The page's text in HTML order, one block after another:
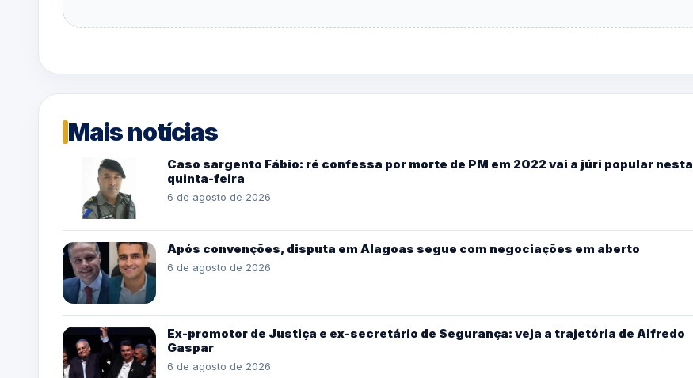
Mais notícias
Caso sargento Fábio: ré confessa por morte de PM em 2022 vai a júri popular nesta
quinta-feira
6 de agosto de 2026
Após convenções, disputa em Alagoas segue com negociações em aberto
6 de agosto de 2026
Ex-promotor de Justiça e ex-secretário de Segurança: veja a trajetória de Alfredo
Gaspar
6 de agosto de 2026